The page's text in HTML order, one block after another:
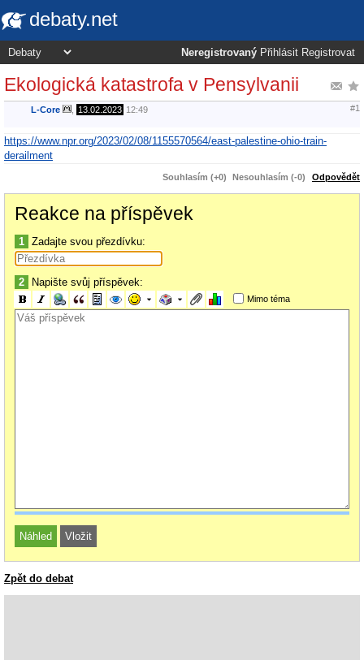
debaty.net
Neregistrovaný Přihlásit Registrovat
Ekologická katastrofa v Pensylvanii
L-Core 13.02.2023 12:49 #1
https://www.npr.org/2023/02/08/1155570564/east-palestine-ohio-train-
derailment
Souhlasím (+0) Nesouhlasím (-0) Odpovědět
Reakce na příspěvek
1 Zadajte svou přezdívku:
2 Napište svůj příspěvek:
Mimo téma
Zpět do debat